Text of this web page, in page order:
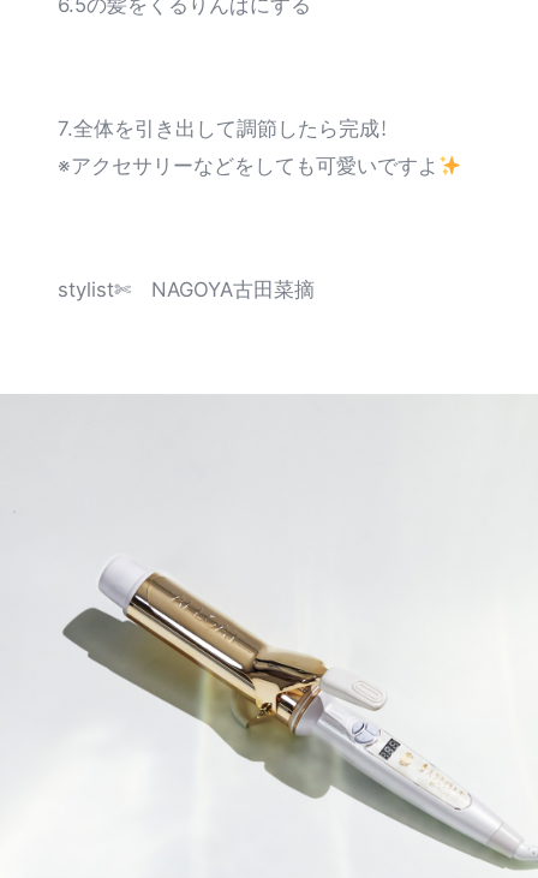
6.5の髪をくるりんぱにする
7.全体を引き出して調節したら完成！
※アクセサリーなどをしても可愛いですよ
stylist✄ NAGOYA古田菜摘